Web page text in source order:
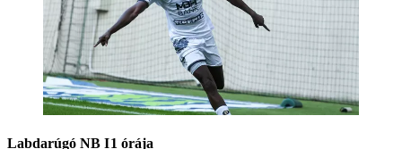
Labdarúgó NB I1 órája